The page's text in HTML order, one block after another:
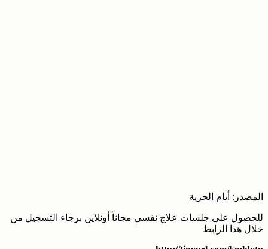
المصدر: أيام الحرية
للحصول على جلسات علاج نفسي مجاناً أونلاين برجاء التسجيل من
خلال هذا الرابط